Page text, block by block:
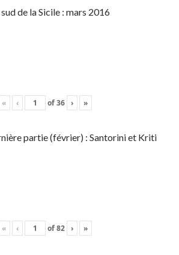
de la Sicile : mars 2016
« ‹ of36 › »
partie (février) : Santorini et Kriti
« ‹ of82 › »